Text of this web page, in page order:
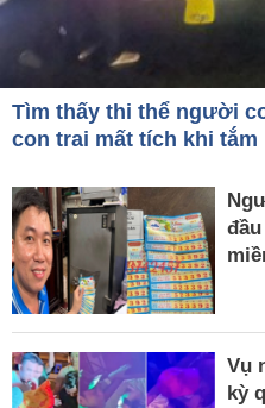
Tìm thấy thi thể người
con trai mất tích khi tắm
Vụ
kỳ